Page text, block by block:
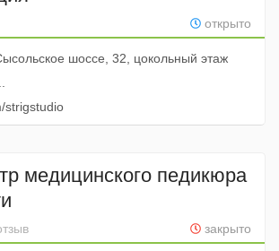
открыто
шоссе, 32, цокольный этаж
strigstudio
медицинского педикюра
закрыто